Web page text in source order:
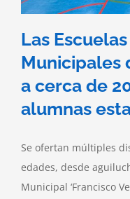
Las
Municipales
a cerca de
alumnas
Se ofertan múltiples
edades, desde
Municipal ‘Francisco